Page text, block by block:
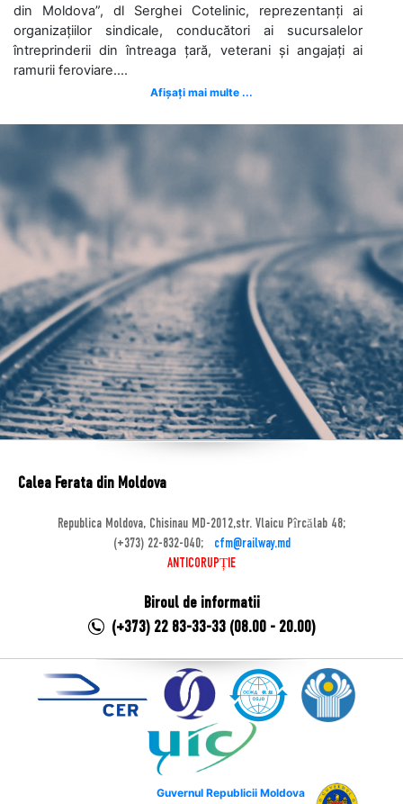
din Moldova”, dl Serghei Cotelinic, reprezentanți ai
organizațiilor sindicale, conducători ai sucursalelor
întreprinderii din întreaga țară, veterani și angajați ai
ramurii feroviare....
Afișați mai multe ...
Calea Ferata din Moldova
Republica Moldova, Chisinau MD-2012,str. Vlaicu Pîrcălab 48;
(+373) 22-832-040;
cfm@railway.md
ANTICORUPȚIE
Biroul de informatii
(+373) 22 83-33-33 (08.00 - 20.00)
Guvernul Republicii Moldova